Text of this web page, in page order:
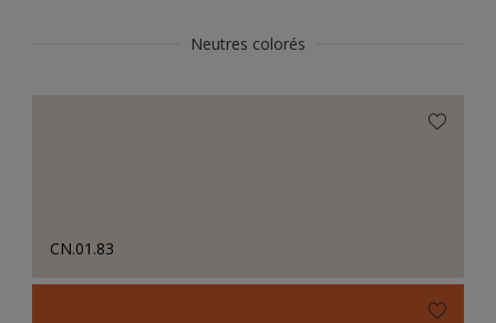
Neutres colorés
CN.01.83